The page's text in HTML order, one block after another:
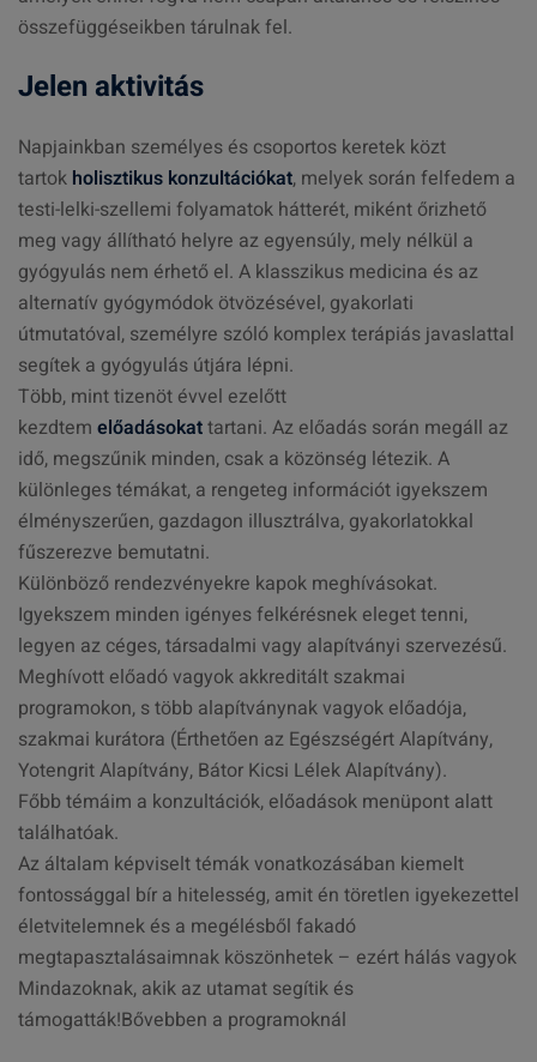
összefüggéseikben tárulnak fel.
Jelen aktivitás
Napjainkban személyes és csoportos keretek közt
tartok holisztikus konzultációkat, melyek során felfedem a
testi-lelki-szellemi folyamatok hátterét, miként őrizhető
meg vagy állítható helyre az egyensúly, mely nélkül a
gyógyulás nem érhető el. A klasszikus medicina és az
alternatív gyógymódok ötvözésével, gyakorlati
útmutatóval, személyre szóló komplex terápiás javaslattal
segítek a gyógyulás útjára lépni.
Több, mint tizenöt évvel ezelőtt
kezdtem előadásokattartani. Az előadás során megáll az
idő, megszűnik minden, csak a közönség létezik. A
különleges témákat, a rengeteg információt igyekszem
élményszerűen, gazdagon illusztrálva, gyakorlatokkal
fűszerezve bemutatni.
Különböző rendezvényekre kapok meghívásokat.
Igyekszem minden igényes felkérésnek eleget tenni,
legyen az céges, társadalmi vagy alapítványi szervezésű.
Meghívott előadó vagyok akkreditált szakmai
programokon, s több alapítványnak vagyok előadója,
szakmai kurátora (Érthetően az Egészségért Alapítvány,
Yotengrit Alapítvány, Bátor Kicsi Lélek Alapítvány).
Főbb témáim a konzultációk, előadások menüpont alatt
találhatóak.
Az általam képviselt témák vonatkozásában kiemelt
fontossággal bír a hitelesség, amit én töretlen igyekezettel
életvitelemnek és a megélésből fakadó
megtapasztalásaimnak köszönhetek – ezért hálás vagyok
Mindazoknak, akik az utamat segítik és
támogatták!Bővebben a programoknál